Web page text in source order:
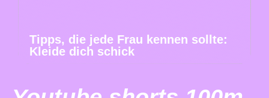
Tipps, die jede Frau kennen sollte:
Kleide dich schick